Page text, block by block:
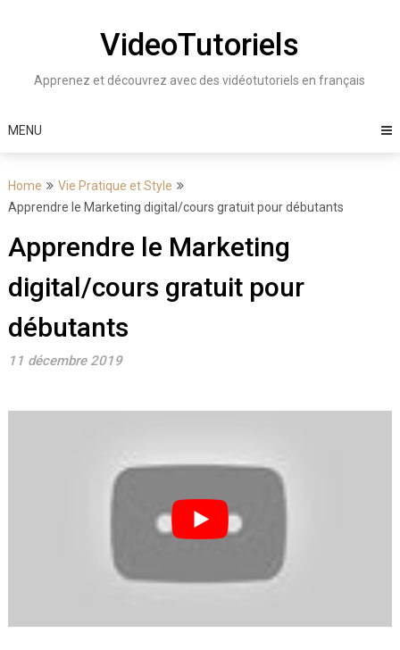
VideoTutoriels
Apprenez et découvrez avec des vidéotutoriels en français
MENU
Home
Vie Pratique et Style
Apprendre le Marketing digital/cours gratuit pour débutants
Apprendre le Marketing
digital/cours gratuit pour
débutants
11 décembre 2019